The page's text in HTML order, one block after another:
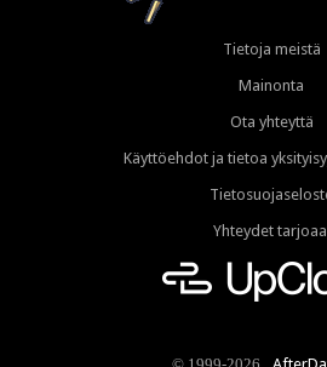
Tietoja meistä
Mainonta
Ota yhteyttä
Käyttöehdot ja tietoa
Yhteydet